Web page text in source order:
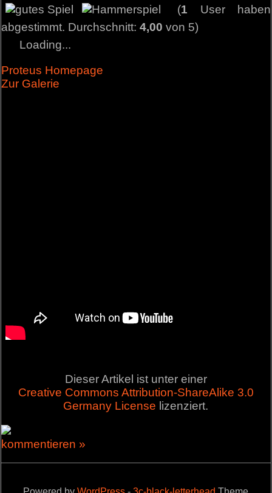
(1 User haben
abgestimmt. Durchschnitt:4,00 von 5)
Loading...
Proteus Homepage
Zur Galerie
Dieser Artikel ist unter einer
Creative Commons Attribution-ShareAlike 3.0
Germany License lizenziert.
kommentieren »